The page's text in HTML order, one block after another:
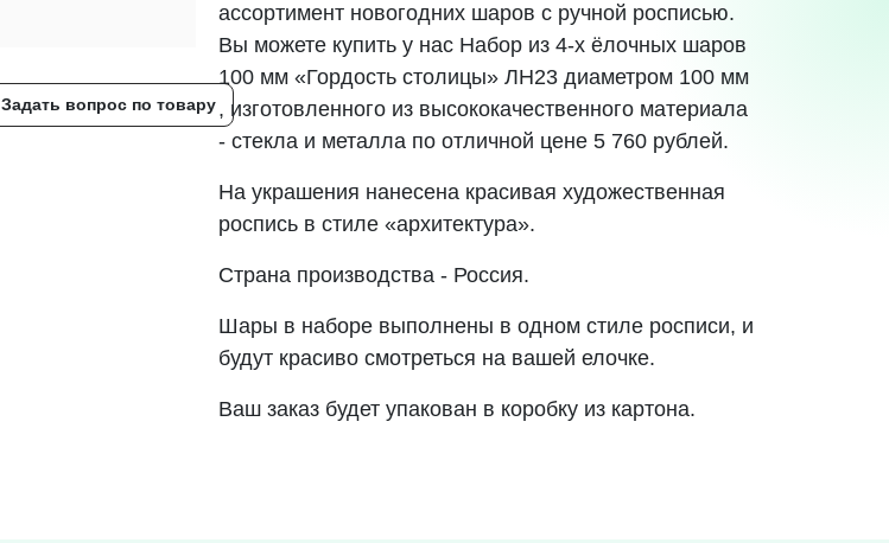
Задать вопрос по товару
ассортимент новогодних шаров с ручной росписью.
Вы можете купить у нас Набор из 4-х ёлочных шаров
100 мм «Гордость столицы» ЛН23 диаметром 100 мм
, изготовленного из высококачественного материала
- стекла и металла по отличной цене 5 760 рублей.
На украшения нанесена красивая художественная
роспись в стиле «архитектура».
Страна производства - Россия.
Шары в наборе выполнены в одном стиле росписи, и
будут красиво смотреться на вашей елочке.
Ваш заказ будет упакован в коробку из картона.